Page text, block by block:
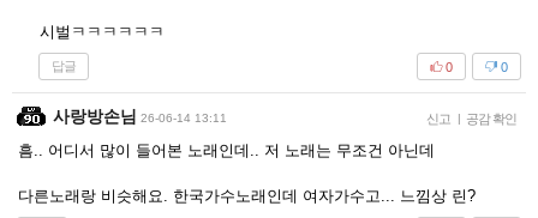
시벌ㅋㅋㅋㅋㅋㅋ
답글 0
0
사랑방손님 26-06-14 13:11 신고 공감 확인
흠.. 어디서 많이 들어본 노래인데.. 저 노래는 무조건 아닌데
다른노래랑 비슷해요. 한국가수노래인데 여자가수고... 느낌상 린?